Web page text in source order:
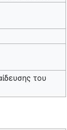
του